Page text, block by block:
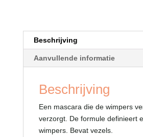
Beschrijving
Aanvullende informatie
Beschrijving
Een mascara die de wimpers
verzorgt. De formule definieert
wimpers. Bevat vezels.